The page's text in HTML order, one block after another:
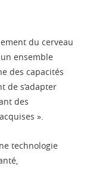
du cerveau
ensemble
des capacités
de s’adapter
des
».
technologie